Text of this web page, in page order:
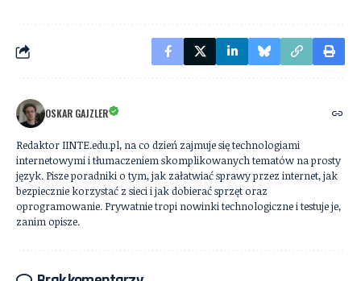
OSKAR GAJZLER
Redaktor IINTE.edu.pl, na co dzień zajmuje się technologiami
internetowymi i tłumaczeniem skomplikowanych tematów na prosty
język. Pisze poradniki o tym, jak załatwiać sprawy przez internet, jak
bezpiecznie korzystać z sieci i jak dobierać sprzęt oraz
oprogramowanie. Prywatnie tropi nowinki technologiczne i testuje je,
zanim opisze.